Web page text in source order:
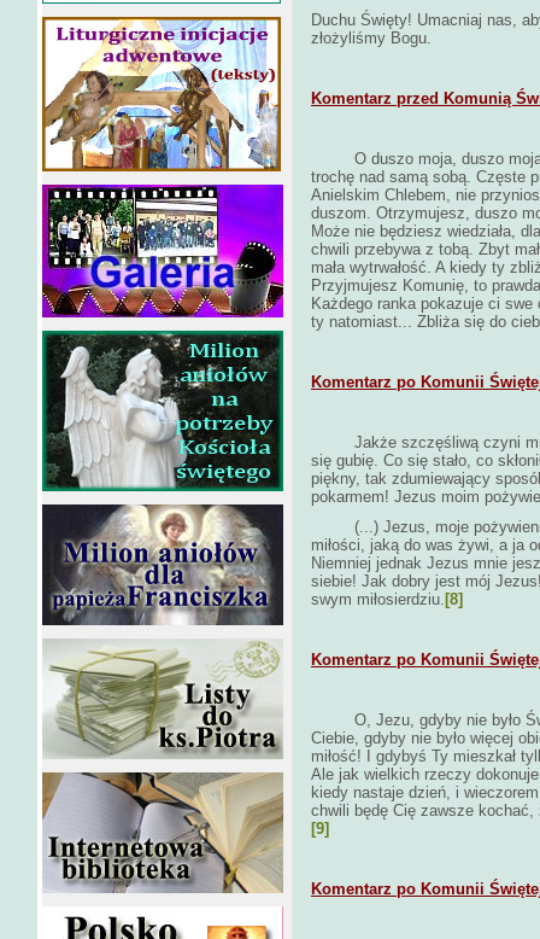
Duchu Święty! Umacniaj nas,
złożyliśmy Bogu.
Komentarz przed Komunią
O duszo moja, duszo
trochę nad samą sobą. Częste
Anielskim Chlebem, nie
duszom. Otrzymujesz, duszo
Może nie będziesz wiedziała,
chwili przebywa z tobą. Zbyt
mała wytrwałość. A kiedy ty
Przyjmujesz Komunię, to
Każdego ranka pokazuje ci
ty natomiast... Zbliża się do
Komentarz po Komunii
Jakże szczęśliwą czyni
się gubię. Co się stało, co
piękny, tak zdumiewający
pokarmem! Jezus moim
(...) Jezus, moje
miłości, jaką do was żywi, a ja
Niemniej jednak Jezus mnie
siebie! Jak dobry jest mój
swym miłosierdziu. [8]
Komentarz po Komunii
O, Jezu, gdyby nie było
Ciebie, gdyby nie było więcej
miłość! I gdybyś Ty mieszkał
Ale jak wielkich rzeczy
kiedy nastaje dzień, i
chwili będę Cię zawsze
[9]
Komentarz po Komunii